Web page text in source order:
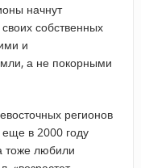
начнут
собственных
и
а не покорными
регионов
в 2000 году
тоже любили